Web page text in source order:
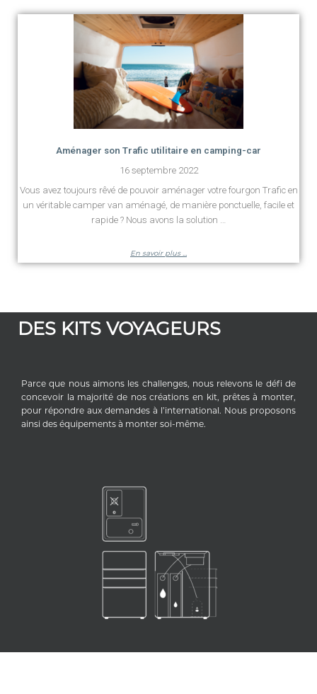
Aménager son Trafic utilitaire en camping-car
16 septembre 2022
Vous avez toujours rêvé de pouvoir aménager votre fourgon Trafic en
un véritable camper van aménagé, de manière ponctuelle, facile et
rapide ? Nous avons la solution …
En savoir plus …
DES KITS VOYAGEURS
Parce que nous aimons les challenges, nous relevons le défi de
concevoir la majorité de nos créations en kit, prêtes à monter,
pour répondre aux demandes à l’international. Nous proposons
ainsi des équipements à monter soi-même.